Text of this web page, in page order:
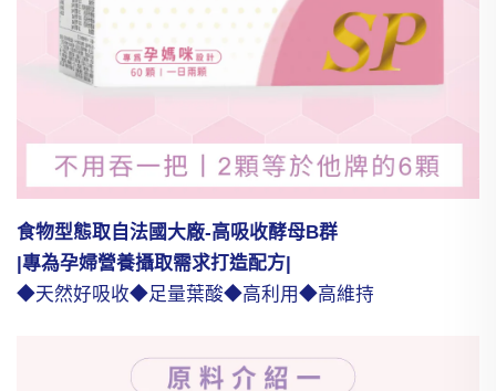
食物型態取自法國大廠-高吸收酵母B群
|專為孕婦營養攝取需求打造配方|
◆天然好吸收◆足量葉酸◆高利用◆高維持